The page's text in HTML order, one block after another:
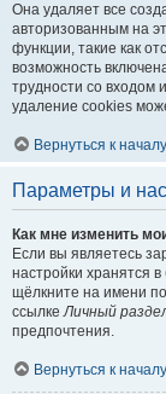
Она удаляет все
авторизованным на
функции, такие как
возможность
трудности со
удаление cookies
Вернуться к началу
Параметры и
Как мне изменить
Если вы являетесь
настройки хранятся
щёлкните на имени
ссылкеЛичный
предпочтения.
Вернуться к началу